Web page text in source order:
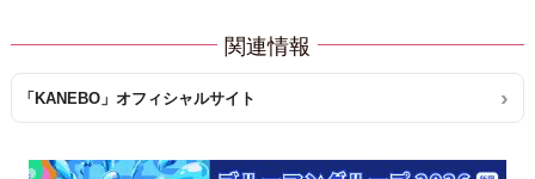
関連情報
「KANEBO」オフィシャルサイト